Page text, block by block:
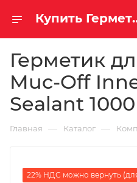
Купить Герметик для
Герметик
Muc-Off
Sealant
Главная — Каталог —
22% НДС можно вернуть